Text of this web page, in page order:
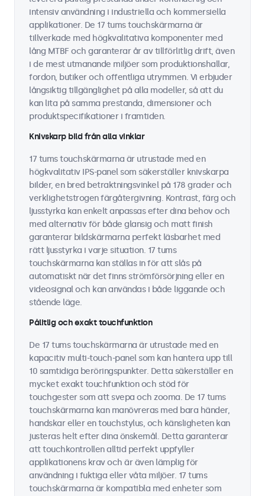
intensiv användning i industriella och kommersiella
applikationer. De 17 tums touchskärmarna är
tillverkade med högkvalitativa komponenter med
lång MTBF och garanterar år av tillförlitlig drift, även
i de mest utmanande miljöer som produktionshallar,
fordon, butiker och offentliga utrymmen. Vi erbjuder
långsiktig tillgänglighet på alla modeller, så att du
kan lita på samma prestanda, dimensioner och
produktspecifikationer i framtiden.
Knivskarp bild från alla vinklar
17 tums touchskärmarna är utrustade med en
högkvalitativ IPS-panel som säkerställer knivskarpa
bilder, en bred betraktningsvinkel på 178 grader och
verklighetstrogen färgåtergivning. Kontrast, färg och
ljusstyrka kan enkelt anpassas efter dina behov och
med alternativ för både glansig och matt finish
garanterar bildskärmarna perfekt läsbarhet med
rätt ljusstyrka i varje situation. 17 tums
touchskärmarna kan ställas in för att slås på
automatiskt när det finns strömförsörjning eller en
videosignal och kan användas i både liggande och
stående läge.
Pålitlig och exakt touchfunktion
De 17 tums touchskärmarna är utrustade med en
kapacitiv multi-touch-panel som kan hantera upp till
10 samtidiga beröringspunkter. Detta säkerställer en
mycket exakt touchfunktion och stöd för
touchgester som att svepa och zooma. De 17 tums
touchskärmarna kan manövreras med bara händer,
handskar eller en touchstylus, och känsligheten kan
justeras helt efter dina önskemål. Detta garanterar
att touchkontrollen alltid perfekt uppfyller
applikationens krav och är även lämplig för
användning i fuktiga eller våta miljöer. 17 tums
touchskärmarna är kompatibla med enheter som